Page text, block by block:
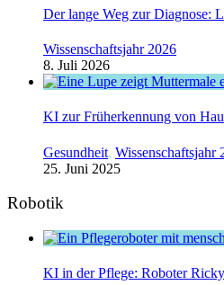
Der lange Weg zur Diagnose:
Wissenschaftsjahr 2026
8. Juli 2026
KI zur Früherkennung von
Gesundheit, Wissenschaftsjahr
25. Juni 2025
Robotik
KI in der Pflege: Roboter